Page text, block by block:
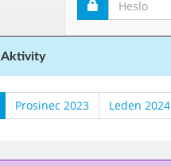
Aktivity
Prosinec 2023 Leden 2024